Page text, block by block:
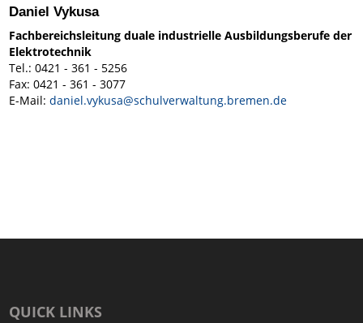
Daniel Vykusa
Fachbereichsleitung duale industrielle Ausbildungsberufe der
Elektrotechnik
Tel.: 0421 - 361 - 5256
Fax: 0421 - 361 - 3077
E-Mail:daniel.vykusa@schulverwaltung.bremen.de
QUICK LINKS